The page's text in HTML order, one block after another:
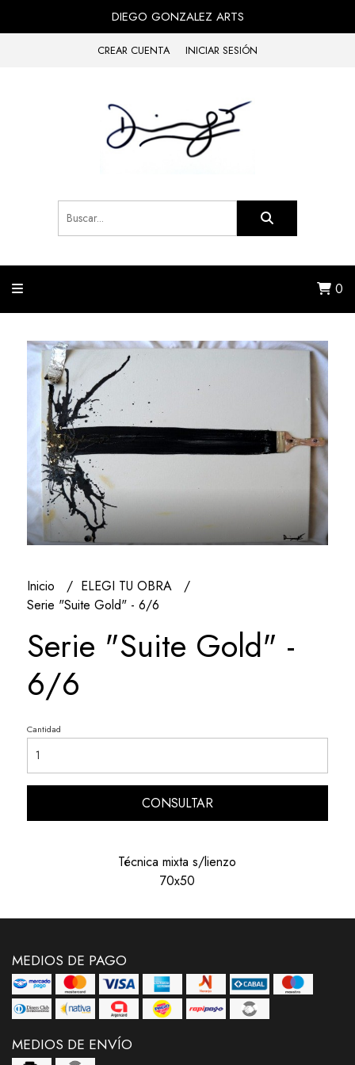
DIEGO GONZALEZ ARTS
CREAR CUENTA INICIAR SESIÓN
0
Inicio
ELEGI TU OBRA
Serie "Suite Gold" - 6/6
Serie "Suite Gold" -
6/6
Cantidad
CONSULTAR
Técnica mixta s/lienzo
70x50
MEDIOS DE PAGO
MEDIOS DE ENVÍO